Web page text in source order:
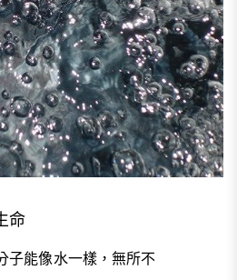
命
子能像水一樣，無所不